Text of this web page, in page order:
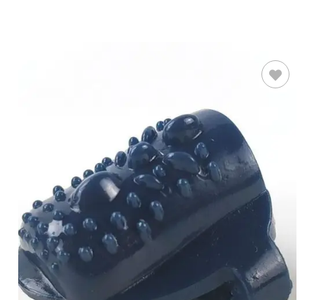
AÑADIR AL
CARRITO